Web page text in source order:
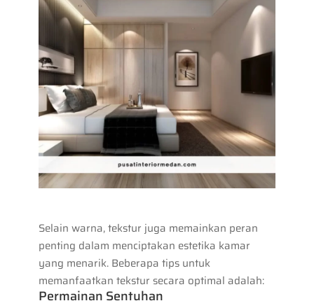
Selain warna, tekstur juga memainkan peran
penting dalam menciptakan estetika kamar
yang menarik. Beberapa tips untuk
memanfaatkan tekstur secara optimal adalah:
Permainan Sentuhan